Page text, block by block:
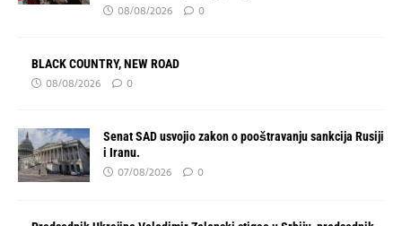
08/08/2026 0
BLACK COUNTRY, NEW ROAD
08/08/2026 0
Senat SAD usvojio zakon o pooštravanju sankcija Rusiji
i Iranu.
07/08/2026 0